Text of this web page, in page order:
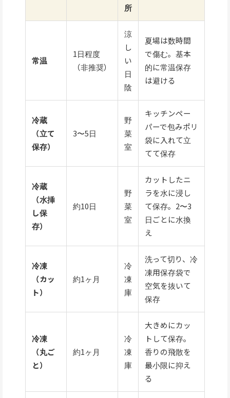
所
常温
1日程度
（非推奨）
涼
し
い
日
陰
夏場は数時間
で傷む。基本
的に常温保存
は避ける
冷蔵
（立て
保存）
3〜5日
野
菜
室
キッチンペー
パーで包みポリ
袋に入れて立
てて保存
冷蔵
（水挿
し保
存）
約10日
野
菜
室
カットしたニ
ラを水に浸し
て保存。2〜3
日ごとに水換
え
冷凍
（カッ
ト）
約1ヶ月
冷
凍
庫
洗って切り、冷
凍用保存袋で
空気を抜いて
保存
冷凍
（丸ご
と）
約1ヶ月
冷
凍
庫
大きめにカッ
トして保存。
香りの飛散を
最小限に抑え
る